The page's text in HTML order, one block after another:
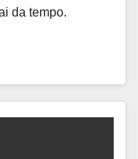
da tempo.